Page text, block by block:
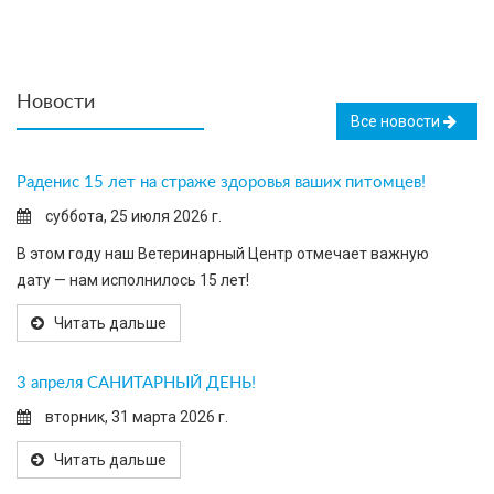
Новости
Все новости
Раденис 15 лет на страже здоровья ваших питомцев!
суббота, 25 июля 2026 г.
В этом году наш Ветеринарный Центр отмечает важную
дату — нам исполнилось 15 лет!
Читать дальше
3 апреля САНИТАРНЫЙ ДЕНЬ!
вторник, 31 марта 2026 г.
Читать дальше